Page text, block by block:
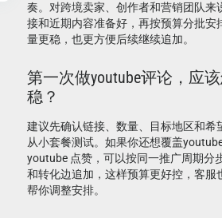
奏。对跨境卖家、创作者和营销团队来
接和近期内容准备好，再按预算分批安
量更稳，也更方便后续继续追加。
第一次做youtube评论，应
稳？
建议先确认链接、数量、目标地区和希
从小套餐测试。如果你还想覆盖
youtube 点赞，可以按同一推广周期分
和转化边追加，这样预算更好控，客服
帮你调整安排。